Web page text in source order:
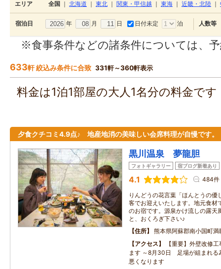
エリア 全国 北海道 東北 関東・甲信越 東海 近畿・北陸
宿泊日 年 月 日 日付未定 泊 人数等
※食事条件などの諸条件については、
633軒 絞込み条件に合致 331軒～360軒表示
料金は1泊1部屋の大人1名分の料金で
夕食クチコミ4.9点♪ 地産地消の美味しい会席料理が自慢です。
黒川温泉 夢龍胆
フォトギャラリー 宿ブログ新着あり
4.1 484件
りんどうの花言葉「ほんとうの優
客でお迎えいたします。地元食材
のお宿です。源泉かけ流しの露天
と、おくろぎ下さい♪
住所
熊本県阿蘇郡南小国町
アクセス
【重要】外壁改修
ます ～8月30日 足場が組まれる
悪くなります